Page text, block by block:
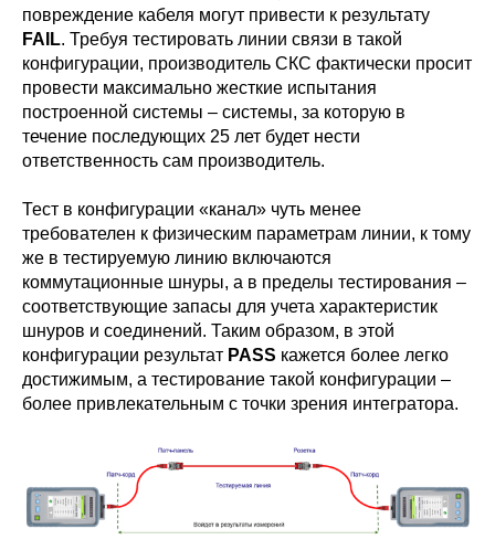
повреждение кабеля могут привести к результату
FAIL. Требуя тестировать линии связи в такой
конфигурации, производитель СКС фактически просит
провести максимально жесткие испытания
построенной системы – системы, за которую в
течение последующих 25 лет будет нести
ответственность сам производитель.
Тест в конфигурации «канал» чуть менее
требователен к физическим параметрам линии, к тому
же в тестируемую линию включаются
коммутационные шнуры, а в пределы тестирования –
соответствующие запасы для учета характеристик
шнуров и соединений. Таким образом, в этой
конфигурации результат PASS кажется более легко
достижимым, а тестирование такой конфигурации –
более привлекательным с точки зрения интегратора.